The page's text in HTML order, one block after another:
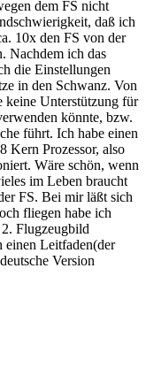
dem FS nicht
daß ich
10x den FS von der
Nachdem ich das
die Einstellungen
in den Schwanz. Von
keine Unterstützung für
könnte, bzw.
führt. Ich habe einen
Kern Prozessor, also
Wäre schön, wenn
im Leben braucht
FS. Bei mir läßt sich
fliegen habe ich
Flugzeugbild
einen Leitfaden(der
Version